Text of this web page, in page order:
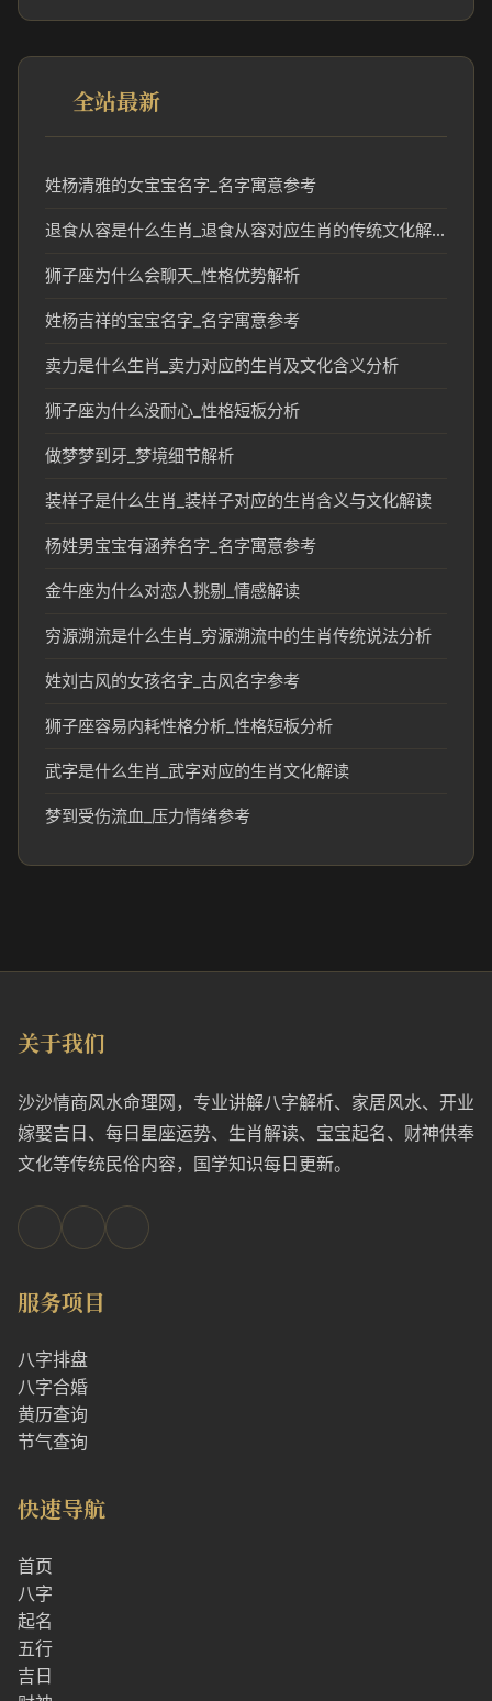
全站最新
姓杨清雅的女宝宝名字_名字寓意参考
退食从容是什么生肖_退食从容对应生肖的传统文化解读
狮子座为什么会聊天_性格优势解析
姓杨吉祥的宝宝名字_名字寓意参考
卖力是什么生肖_卖力对应的生肖及文化含义分析
狮子座为什么没耐心_性格短板分析
做梦梦到牙_梦境细节解析
装样子是什么生肖_装样子对应的生肖含义与文化解读
杨姓男宝宝有涵养名字_名字寓意参考
金牛座为什么对恋人挑剔_情感解读
穷源溯流是什么生肖_穷源溯流中的生肖传统说法分析
姓刘古风的女孩名字_古风名字参考
狮子座容易内耗性格分析_性格短板分析
武字是什么生肖_武字对应的生肖文化解读
梦到受伤流血_压力情绪参考
关于我们
沙沙情商风水命理网，专业讲解八字解析、家居风水、开业
嫁娶吉日、每日星座运势、生肖解读、宝宝起名、财神供奉
文化等传统民俗内容，国学知识每日更新。
服务项目
八字排盘
八字合婚
黄历查询
节气查询
快速导航
首页
八字
起名
五行
吉日